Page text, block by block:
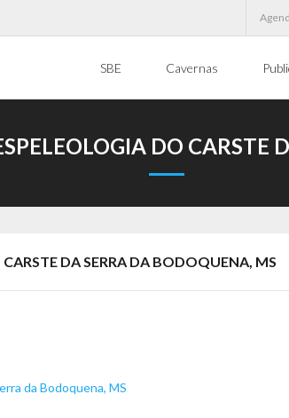
SBE Cavernas
DO CARSTE
DA SERRA DA BODOQUENA, MS
da Bodoquena, MS